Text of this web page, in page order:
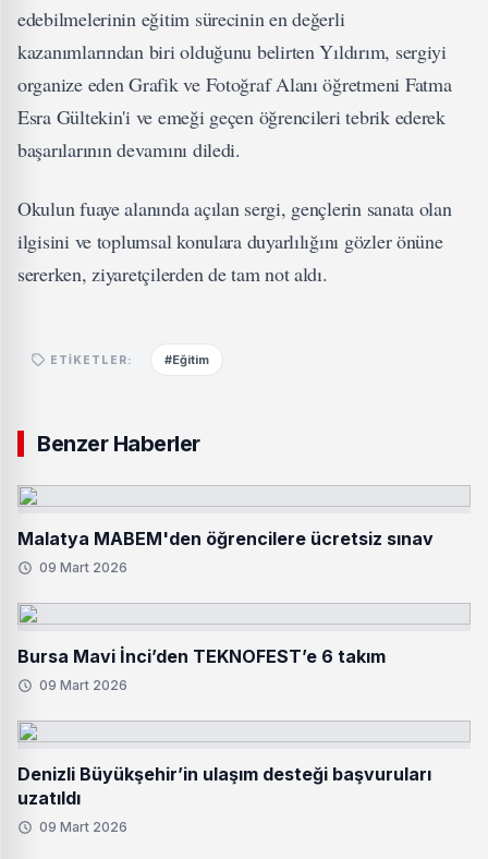
edebilmelerinin eğitim sürecinin en değerli
kazanımlarından biri olduğunu belirten Yıldırım, sergiyi
organize eden Grafik ve Fotoğraf Alanı öğretmeni Fatma
Esra Gültekin'i ve emeği geçen öğrencileri tebrik ederek
başarılarının devamını diledi.
Okulun fuaye alanında açılan sergi, gençlerin sanata olan
ilgisini ve toplumsal konulara duyarlılığını gözler önüne
sererken, ziyaretçilerden de tam not aldı.
ETIKETLER: #Eğitim
Benzer Haberler
Malatya MABEM'den öğrencilere ücretsiz sınav
09 Mart 2026
Bursa Mavi İnci’den TEKNOFEST’e 6 takım
09 Mart 2026
Denizli Büyükşehir’in ulaşım desteği başvuruları
uzatıldı
09 Mart 2026